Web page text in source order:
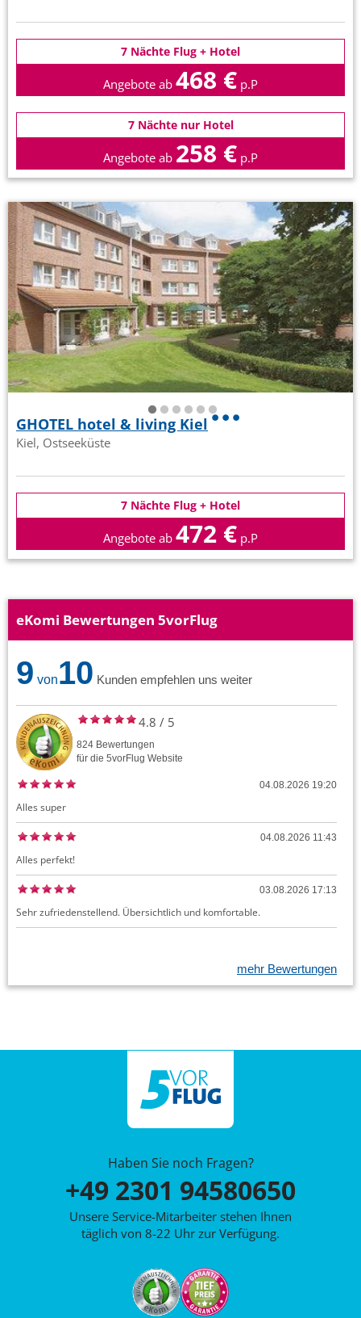
7 Nächte Flug + Hotel
Angebote ab 468 € p.P
7 Nächte nur Hotel
Angebote ab 258 € p.P
GHOTEL hotel & living Kiel
Kiel, Ostseeküste
7 Nächte Flug + Hotel
Angebote ab 472 € p.P
eKomi Bewertungen 5vorFlug
9 von10 Kunden empfehlen uns weiter
4.8 / 5
824 Bewertungen
für die 5vorFlug Website
04.08.2026 19:20
Alles super
04.08.2026 11:43
Alles perfekt!
03.08.2026 17:13
Sehr zufriedenstellend. Übersichtlich und komfortable.
mehr Bewertungen
Haben Sie noch Fragen?
+49 2301 94580650
Unsere Service-Mitarbeiter stehen Ihnen
täglich von 8-22 Uhr zur Verfügung.